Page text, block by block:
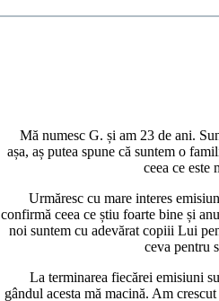
Mă numesc G. și am 23 de ani.
așa, aș putea spune că suntem o
ceea ce este
Urmăresc cu mare interes
confirmă ceea ce știu foarte bine și
noi suntem cu adevărat copiii Lui
ceva pentru
La terminarea fiecărei emisiuni
gândul acesta mă macină. Am